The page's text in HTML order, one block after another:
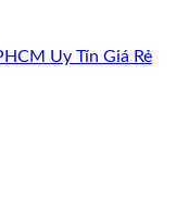
Uy Tín Giá Rẻ